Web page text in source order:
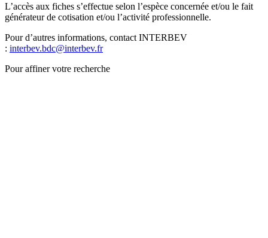
L’accès aux fiches s’effectue selon l’espèce concernée et/ou le fait
générateur de cotisation et/ou l’activité professionnelle.
Pour d’autres informations, contact INTERBEV
: interbev.bdc@interbev.fr
Pour affiner votre recherche